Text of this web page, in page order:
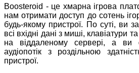
Boosteroid - це хмарна ігрова
нам отримати доступ до сотень
будь-якому пристрої. По суті, ви
всі вхідні дані з миші, клавіатури
на віддаленому сервері, а ви
аудіопотік з роздільною
пристрої.